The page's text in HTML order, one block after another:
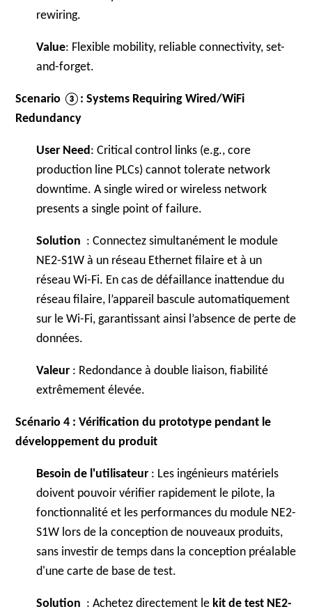
rewiring.
Value: Flexible mobility, reliable connectivity, set-
and-forget.
Scenario ③: Systems Requiring Wired/WiFi
Redundancy
User Need: Critical control links (e.g., core
production line PLCs) cannot tolerate network
downtime. A single wired or wireless network
presents a single point of failure.
Solution : Connectez simultanément le module
NE2-S1W à un réseau Ethernet filaire et à un
réseau Wi-Fi. En cas de défaillance inattendue du
réseau filaire, l’appareil bascule automatiquement
sur le Wi-Fi, garantissant ainsi l’absence de perte de
données.
Valeur : Redondance à double liaison, fiabilité
extrêmement élevée.
Scénario 4 : Vérification du prototype pendant le
développement du produit
Besoin de l'utilisateur : Les ingénieurs matériels
doivent pouvoir vérifier rapidement le pilote, la
fonctionnalité et les performances du module NE2-
S1W lors de la conception de nouveaux produits,
sans investir de temps dans la conception préalable
d'une carte de base de test.
Solution : Achetez directement le kit de test NE2-